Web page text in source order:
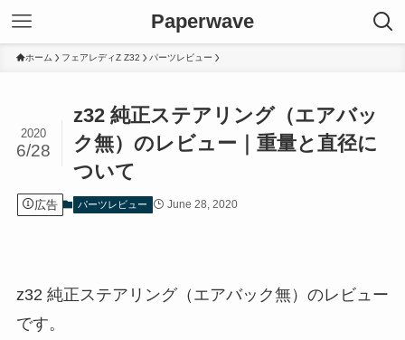
Paperwave
ホーム フェアレディZ Z32 パーツレビュー
z32 純正ステアリング（エアバッ
ク無）のレビュー｜重量と直径に
ついて
2020
6/28
広告 パーツレビュー June 28, 2020
z32 純正ステアリング（エアバック無）のレビュー
です。